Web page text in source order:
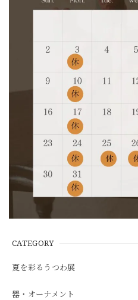
CATEGORY
夏を彩るうつわ展
器・オーナメント